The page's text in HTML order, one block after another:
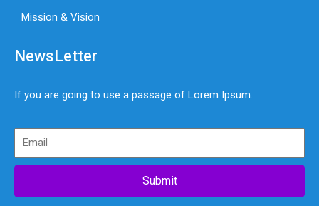
Mission & Vision
NewsLetter
If you are going to use a passage of Lorem Ipsum.
Submit